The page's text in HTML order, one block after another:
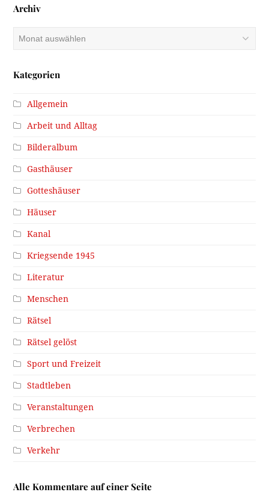
Archiv
Kategorien
Allgemein
Arbeit und Alltag
Bilderalbum
Gasthäuser
Gotteshäuser
Häuser
Kanal
Kriegsende 1945
Literatur
Menschen
Rätsel
Rätsel gelöst
Sport und Freizeit
Stadtleben
Veranstaltungen
Verbrechen
Verkehr
Alle Kommentare auf einer Seite